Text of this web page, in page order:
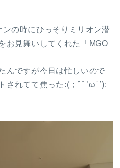
の時にひっそりミリオン潜
お見舞いしてくれた「MGO
んですが今日は忙しいので
されてて焦った:(；ﾞﾟ’ωﾟ’):